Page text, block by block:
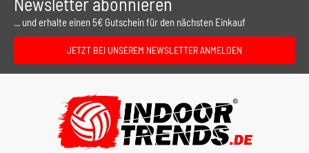
... und erhalte einen 5€ Gutschein für den nächsten Einkauf
JETZT BEI UNSEREM NEWSLETTER ANMELDEN